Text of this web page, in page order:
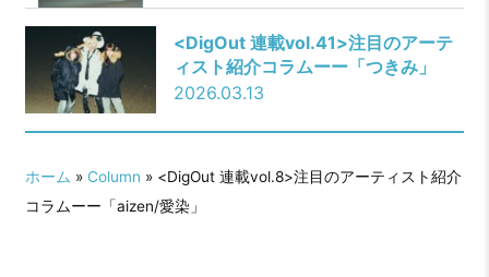
<DigOut 連載vol.41>注目のアーテ
ィスト紹介コラムーー「つきみ」
2026.03.13
ホーム » Column » ​​<DigOut 連載vol.8>注目のアーティスト紹介
コラムーー「aizen/愛染」